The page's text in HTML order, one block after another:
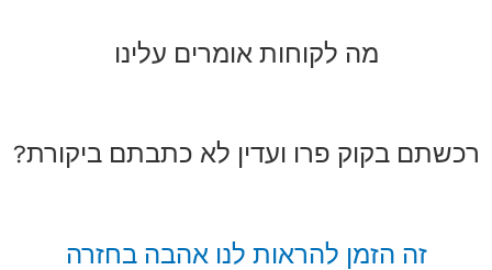
מה לקוחות אומרים עלינו
רכשתם בקוק פרו ועדין לא כתבתם ביקורת?
זה הזמן להראות לנו אהבה בחזרה